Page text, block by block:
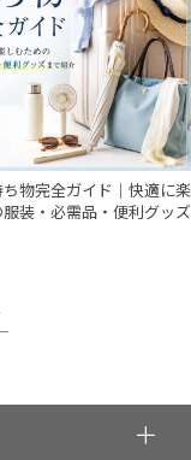
物完全ガイド｜快適に楽
服装・必需品・便利グッズ